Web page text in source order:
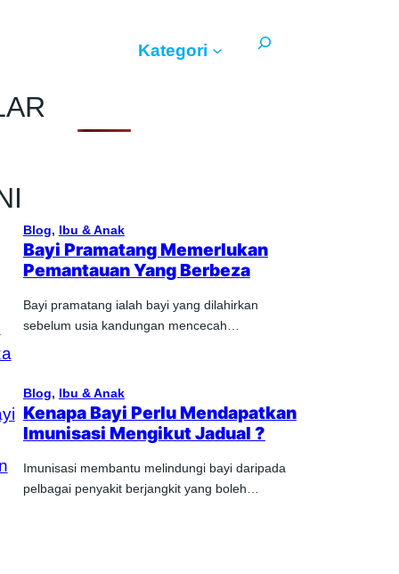
Kategori
Blog, Ibu & Anak
Bayi Pramatang Memerlukan
Pemantauan Yang Berbeza
Bayi pramatang ialah bayi yang dilahirkan
sebelum usia kandungan mencecah…
Blog, Ibu & Anak
Kenapa Bayi Perlu Mendapatkan
Imunisasi Mengikut Jadual ?
Imunisasi membantu melindungi bayi daripada
pelbagai penyakit berjangkit yang boleh…